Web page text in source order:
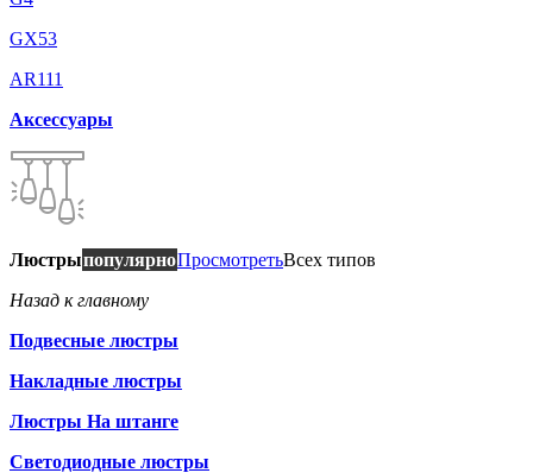
GX53
AR111
Аксессуары
ЛюстрыпопулярноПросмотретьВсех типов
Назад к главному
Подвесные люстры
Накладные люстры
Люстры На штанге
Светодиодные люстры